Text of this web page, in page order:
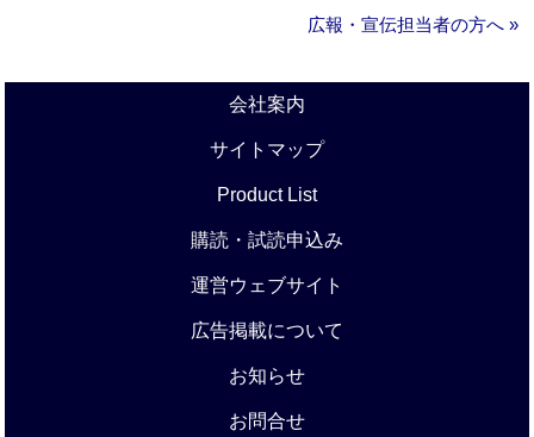
広報・宣伝担当者の方へ »
会社案内
サイトマップ
Product List
購読・試読申込み
運営ウェブサイト
広告掲載について
お知らせ
お問合せ